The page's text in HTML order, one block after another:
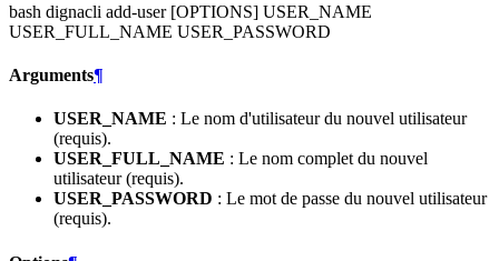
bash dignacli add-user [OPTIONS] USER_NAME
USER_FULL_NAME USER_PASSWORD
Arguments¶
USER_NAME : Le nom d'utilisateur du nouvel utilisateur
(requis).
USER_FULL_NAME : Le nom complet du nouvel
utilisateur (requis).
USER_PASSWORD : Le mot de passe du nouvel utilisateur
(requis).